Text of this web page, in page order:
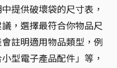
提供破壞袋的尺寸表，
，選擇最符合你物品尺
註明適用物品類型，例
型電子產品配件」等，